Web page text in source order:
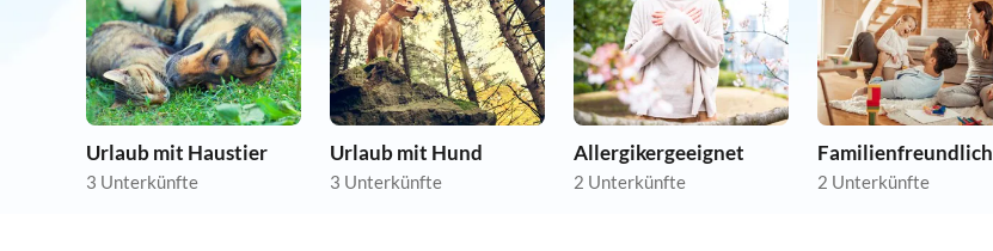
Urlaub mit Haustier
3 Unterkünfte
Urlaub mit Hund
3 Unterkünfte
Allergikergeeignet
2 Unterkünfte
Familienfreundlich
2 Unterkünfte